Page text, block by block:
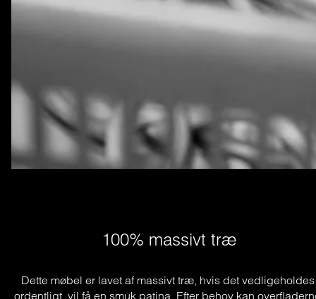
100% massivt træ
Dette møbel er lavet af massivt træ, hvis det vedligeholdes
ordentligt, vil få en smuk patina. Efter behov kan